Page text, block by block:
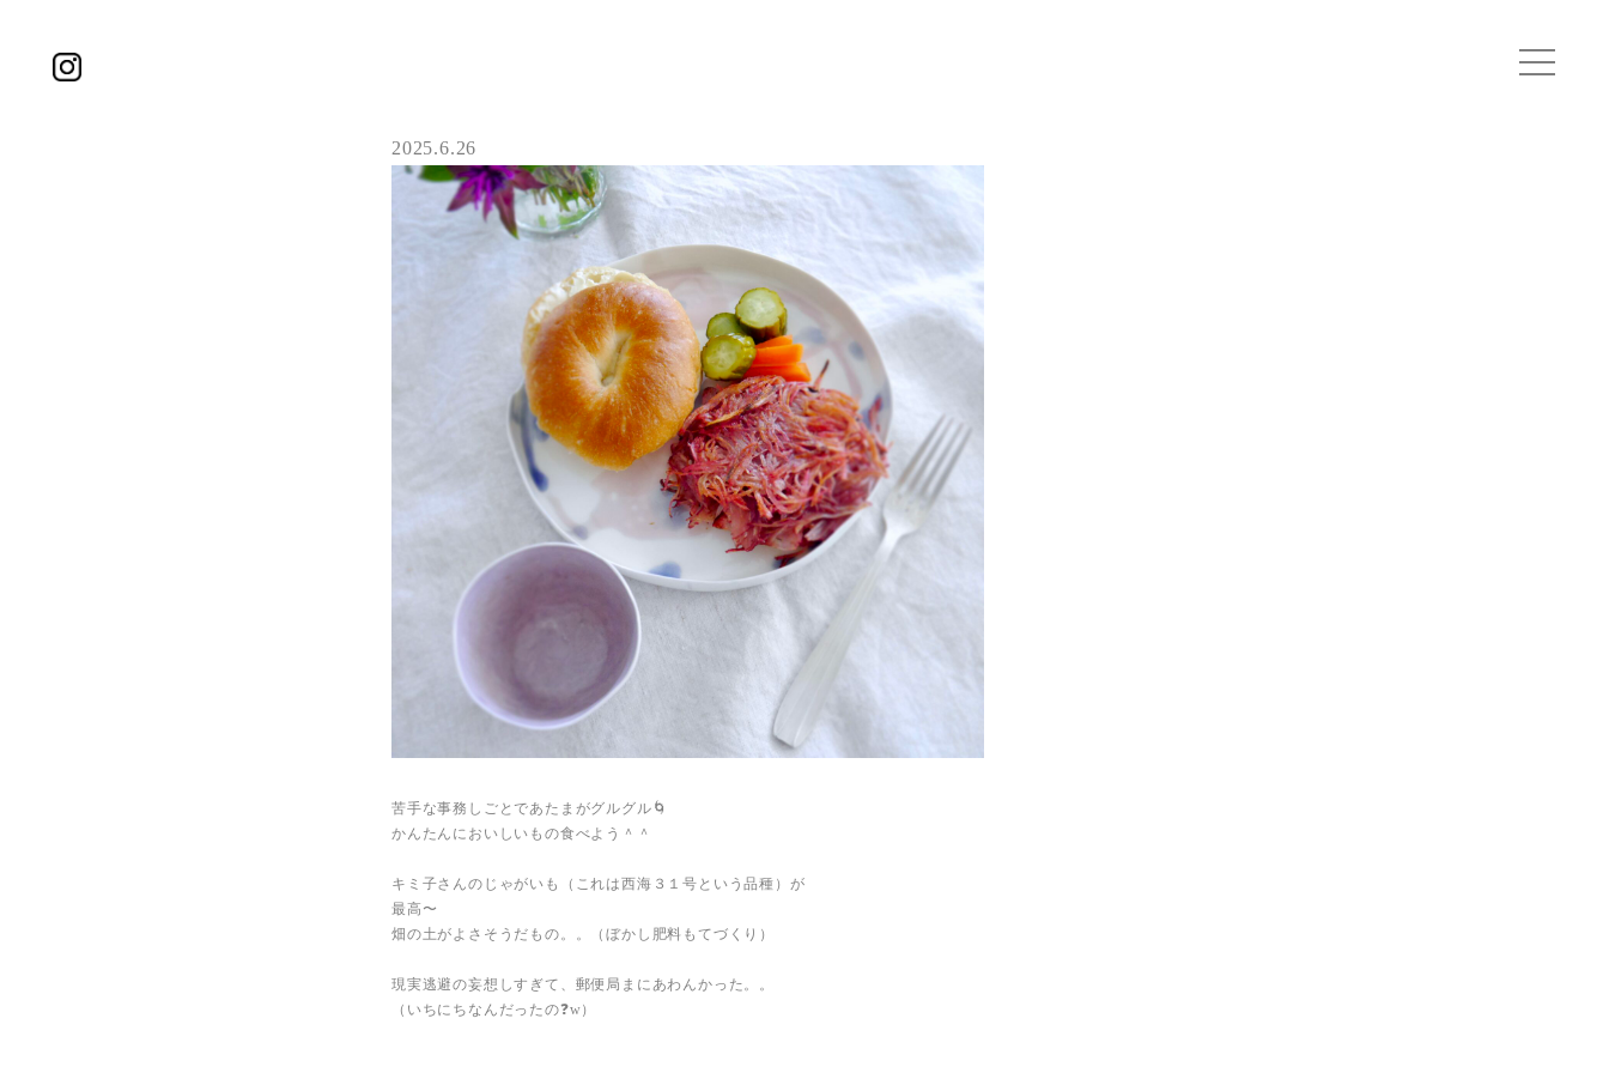
2025.6.26
苦手な事務しごとであたまがグルグル🌀
かんたんにおいしいもの食べよう＾＾
キミ子さんのじゃがいも（これは西海３１号という品種）が
最高〜
畑の土がよさそうだもの。。（ぼかし肥料もてづくり）
現実逃避の妄想しすぎて、郵便局まにあわんかった。。
（いちにちなんだったの❓w）